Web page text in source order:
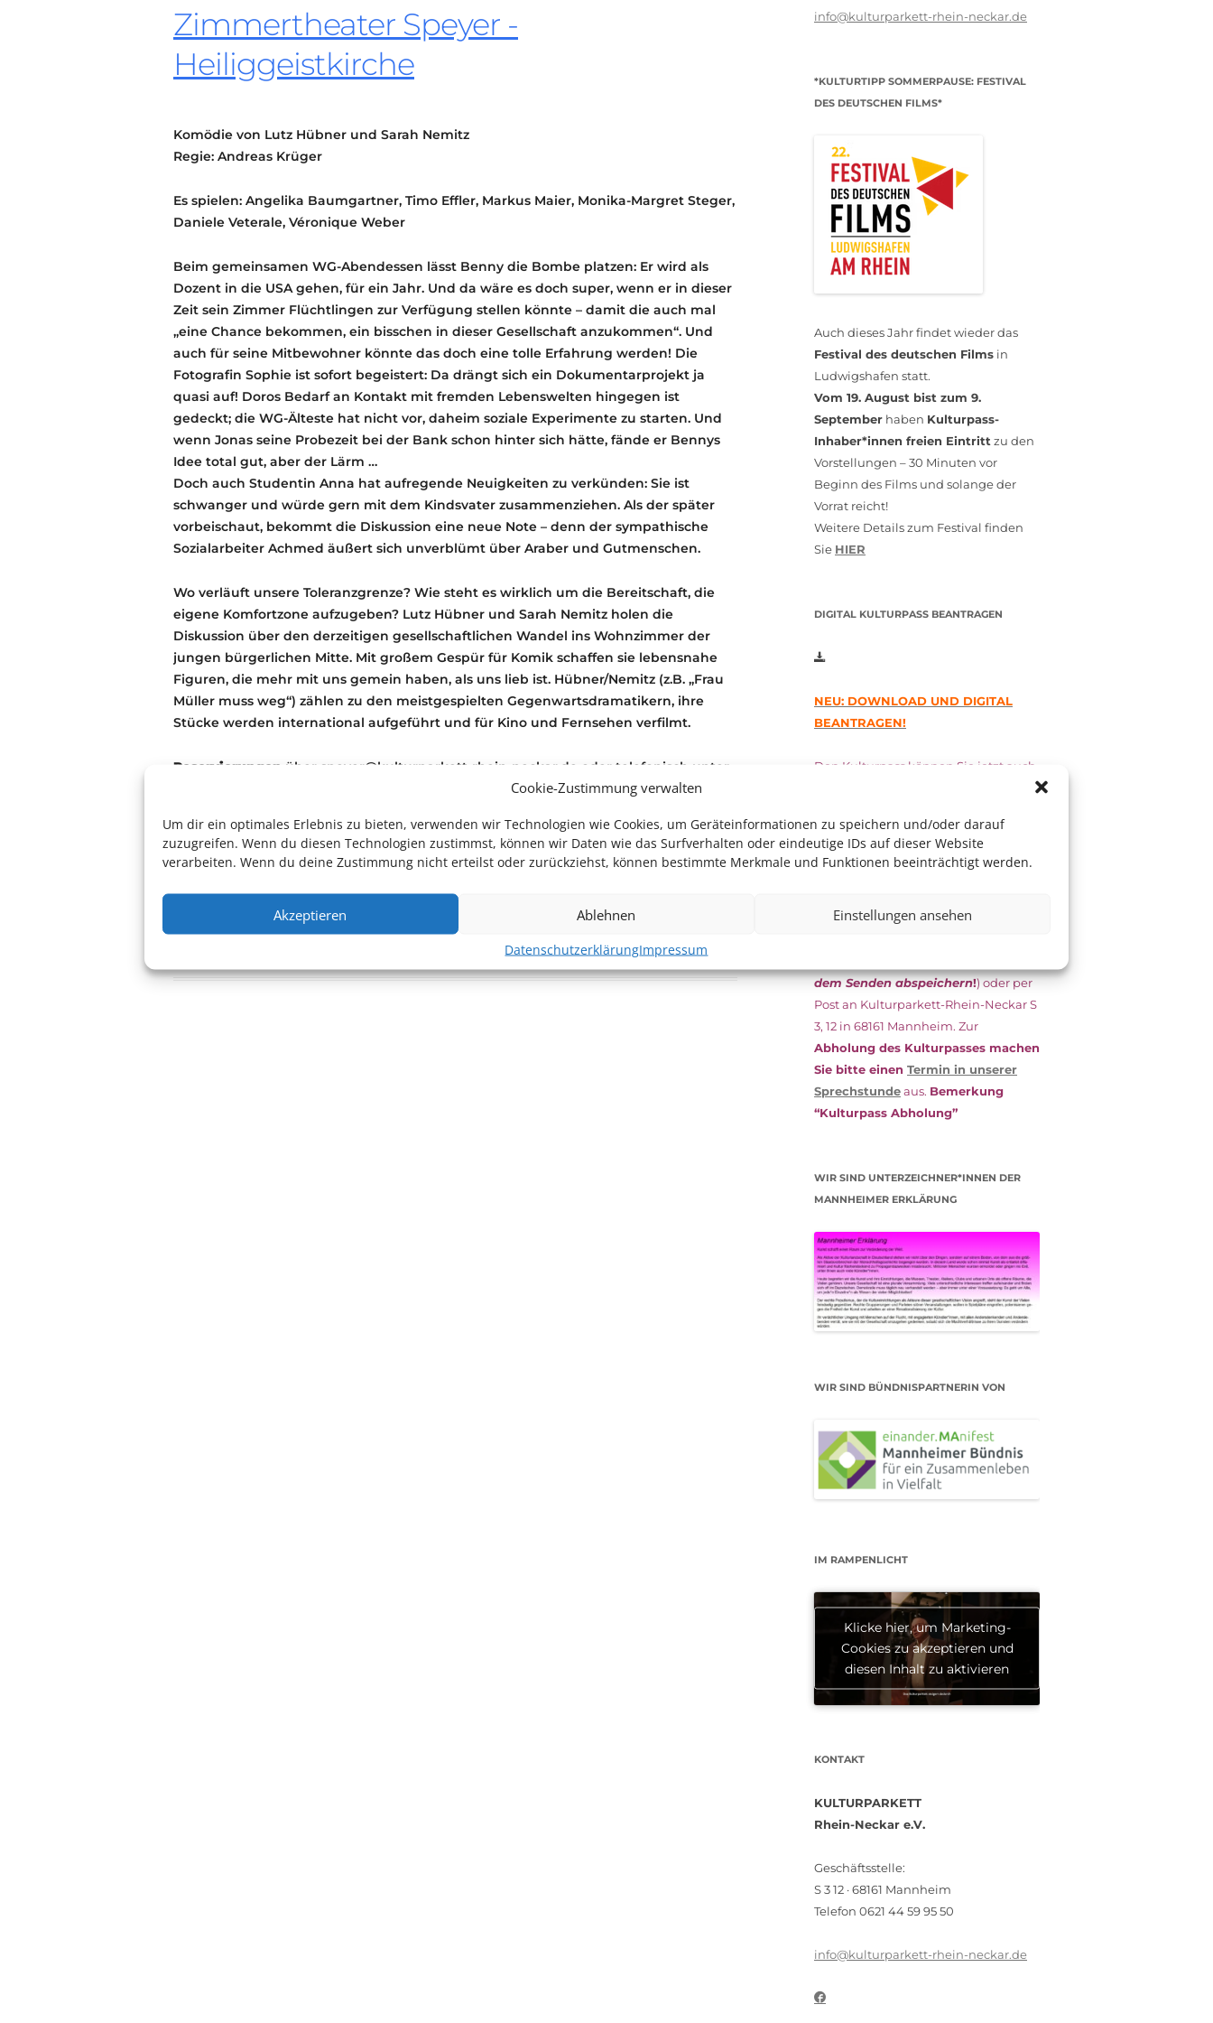
Cookie-Zustimmung verwalten
Um dir ein optimales Erlebnis zu bieten, verwenden wir Technologien wie Cookies, um Geräteinformationen zu speichern und/oder darauf
zuzugreifen. Wenn du diesen Technologien zustimmst, können wir Daten wie das Surfverhalten oder eindeutige IDs auf dieser Website
verarbeiten. Wenn du deine Zustimmung nicht erteilst oder zurückziehst, können bestimmte Merkmale und Funktionen beeinträchtigt werden.
Akzeptieren Ablehnen Einstellungen ansehen
DatenschutzerklärungImpressum
KONTAKT
TRANSPARENZ
KULTURPASS DIGITAL
Zimmertheater Speyer -
Heiliggeistkirche
Komödie von Lutz Hübner und Sarah Nemitz
Regie: Andreas Krüger
Es spielen: Angelika Baumgartner, Timo Effler, Markus Maier, Monika-Margret Steger,
Daniele Veterale, Véronique Weber
Beim gemeinsamen WG-Abendessen lässt Benny die Bombe platzen: Er wird als
Dozent in die USA gehen, für ein Jahr. Und da wäre es doch super, wenn er in dieser
Zeit sein Zimmer Flüchtlingen zur Verfügung stellen könnte – damit die auch mal
„eine Chance bekommen, ein bisschen in dieser Gesellschaft anzukommen“. Und
auch für seine Mitbewohner könnte das doch eine tolle Erfahrung werden! Die
Fotografin Sophie ist sofort begeistert: Da drängt sich ein Dokumentarprojekt ja
quasi auf! Doros Bedarf an Kontakt mit fremden Lebenswelten hingegen ist
gedeckt; die WG-Älteste hat nicht vor, daheim soziale Experimente zu starten. Und
wenn Jonas seine Probezeit bei der Bank schon hinter sich hätte, fände er Bennys
Idee total gut, aber der Lärm …
Doch auch Studentin Anna hat aufregende Neuigkeiten zu verkünden: Sie ist
schwanger und würde gern mit dem Kindsvater zusammenziehen. Als der später
vorbeischaut, bekommt die Diskussion eine neue Note – denn der sympathische
Sozialarbeiter Achmed äußert sich unverblümt über Araber und Gutmenschen.
Wo verläuft unsere Toleranzgrenze? Wie steht es wirklich um die Bereitschaft, die
eigene Komfortzone aufzugeben? Lutz Hübner und Sarah Nemitz holen die
Diskussion über den derzeitigen gesellschaftlichen Wandel ins Wohnzimmer der
jungen bürgerlichen Mitte. Mit großem Gespür für Komik schaffen sie lebensnahe
Figuren, die mehr mit uns gemein haben, als uns lieb ist. Hübner/Nemitz (z.B. „Frau
Müller muss weg“) zählen zu den meistgespielten Gegenwartsdramatikern, ihre
Stücke werden international aufgeführt und für Kino und Fernsehen verfilmt.
Reservierungen über speyer@kulturparkett-rhein-neckar.de oder telefonisch unter
Konzert
Musik
info@kulturparkett-rhein-neckar.de
*KULTURTIPP SOMMERPAUSE: FESTIVAL
DES DEUTSCHEN FILMS*
Auch dieses Jahr findet wieder das
Festival des deutschen Films in
Ludwigshafen statt.
Vom 19. August bist zum 9.
September haben Kulturpass-
Inhaber*innen freien Eintritt zu den
Vorstellungen – 30 Minuten vor
Beginn des Films und solange der
Vorrat reicht!
Weitere Details zum Festival finden
Sie HIER
DIGITAL KULTURPASS BEANTRAGEN
NEU: DOWNLOAD UND DIGITAL
BEANTRAGEN!
Den Kulturpass können Sie jetzt auch
esunterschriebenzusammen mit
dem aktuellen
(Bürgergeld/
das Kulturparkett zurück: Per E-Mail
dem Senden abspeichern!) oder per
Post an Kulturparkett-Rhein-Neckar S
3, 12 in 68161 Mannheim. Zur
Abholung des Kulturpasses machen
Sie bitte einen Termin in unserer
Sprechstundeaus. Bemerkung
“Kulturpass Abholung”
WIR SIND UNTERZEICHNER*INNEN DER
MANNHEIMER ERKLÄRUNG
WIR SIND BÜNDNISPARTNERIN VON
IM RAMPENLICHT
Klicke hier, um Marketing-
Cookies zu akzeptieren und
diesen Inhalt zu aktivieren
KONTAKT
KULTURPARKETT
Rhein-Neckar e.V.
Geschäftsstelle:
S 3 12 · 68161 Mannheim
Telefon 0621 44 59 95 50
info@kulturparkett-rhein-neckar.de